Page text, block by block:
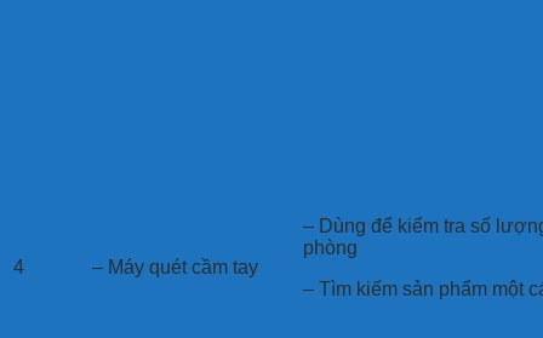
4 – Máy quét cầm tay
– Dùng để kiểm tra số
phòng
– Tìm kiếm sản phẩm một